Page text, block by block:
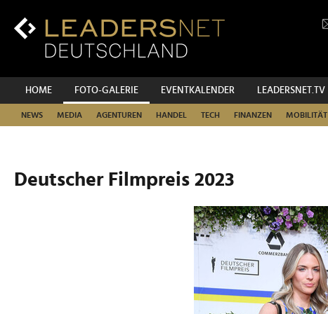
Inhalt
Hauptnavigation
HOME FOTO-GALERIE EVENTKALENDER LEADERSNET.TV
NEWS MEDIA AGENTUREN HANDEL TECH FINANZEN MOBILITÄT
Deutscher Filmpreis 2023